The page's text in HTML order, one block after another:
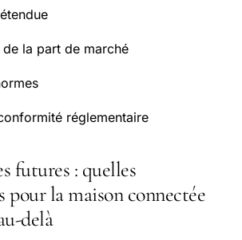
la part de marché
réglementaire
futures : quelles
pour la maison connectée
delà